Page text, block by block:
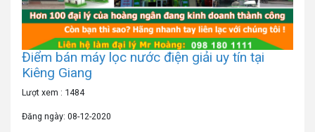
Điểm bán máy lọc nước điện giải uy tín tại
Kiêng Giang
Lượt xem : 1484
Đăng ngày: 08-12-2020